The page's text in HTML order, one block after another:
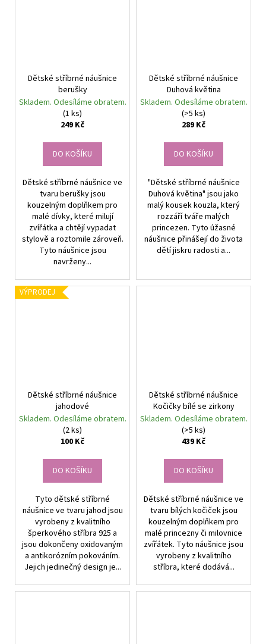
Dětské stříbrné náušnice
berušky
Skladem. Odesíláme obratem.
(1 ks)
249 Kč
DO KOŠÍKU
Dětské stříbrné náušnice ve
tvaru berušky jsou
kouzelným doplňkem pro
malé dívky, které milují
zvířátka a chtějí vypadat
stylově a roztomile zároveň.
Tyto náušnice jsou
navrženy...
Dětské stříbrné náušnice
Duhová květina
Skladem. Odesíláme obratem.
(>5 ks)
289 Kč
DO KOŠÍKU
"Dětské stříbrné náušnice
Duhová květina" jsou jako
malý kousek kouzla, který
rozzáří tváře malých
princezen. Tyto úžasné
náušnice přinášejí do života
dětí jiskru radosti a...
VÝPRODEJ
Dětské stříbrné náušnice
jahodové
Skladem. Odesíláme obratem.
(2 ks)
100 Kč
DO KOŠÍKU
Tyto dětské stříbrné
náušnice ve tvaru jahod jsou
vyrobeny z kvalitního
šperkového stříbra 925 a
jsou dokončeny oxidovaným
a antikorózním pokováním.
Jejich jedinečný design je...
Dětské stříbrné náušnice
Kočičky bílé se zirkony
Skladem. Odesíláme obratem.
(>5 ks)
439 Kč
DO KOŠÍKU
Dětské stříbrné náušnice ve
tvaru bílých kočiček jsou
kouzelným doplňkem pro
malé princezny či milovnice
zvířátek. Tyto náušnice jsou
vyrobeny z kvalitního
stříbra, které dodává...